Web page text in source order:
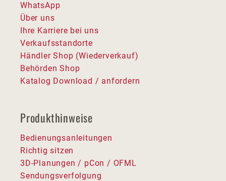
WhatsApp
Über uns
Ihre Karriere bei uns
Verkaufsstandorte
Händler Shop (Wiederverkauf)
Behörden Shop
Katalog Download / anfordern
Produkthinweise
Bedienungsanleitungen
Richtig sitzen
3D-Planungen / pCon / OFML
Sendungsverfolgung